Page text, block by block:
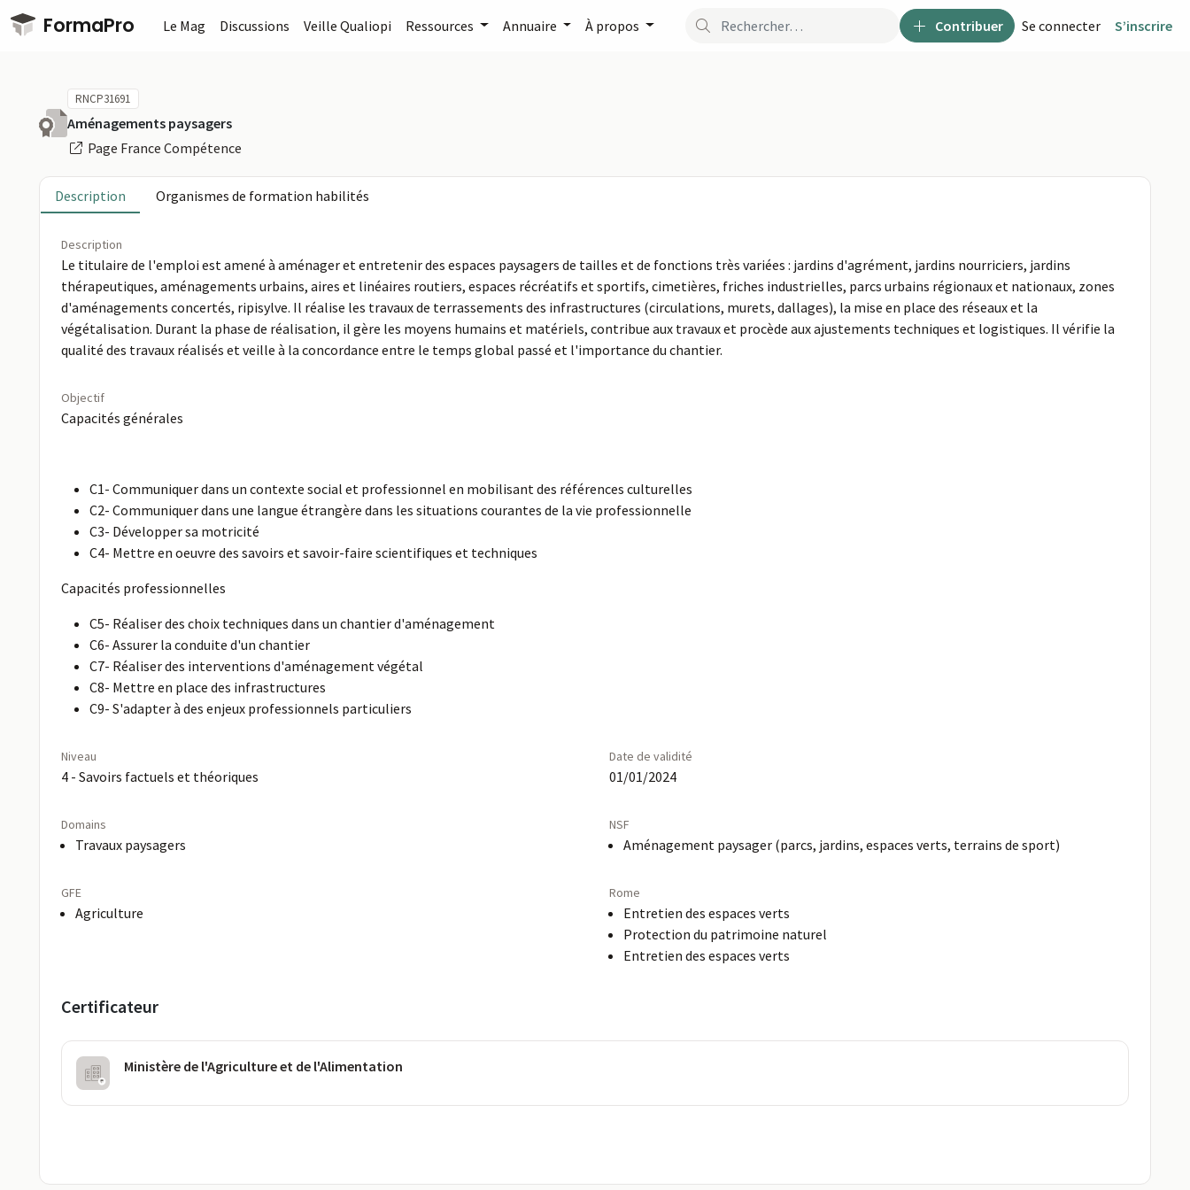
Passer au contenu principal
FormaPro Contribuer Se connecter S’inscrire
Le Mag Discussions Veille Qualiopi Ressources Annuaire À propos
RNCP31691
Aménagements paysagers
Page France Compétence
Description Organismes de formation habilités
Description
Le titulaire de l'emploi est amené à aménager et entretenir des espaces paysagers de tailles et de fonctions très variées : jardins d'agrément, jardins nourriciers, jardins
thérapeutiques, aménagements urbains, aires et linéaires routiers, espaces récréatifs et sportifs, cimetières, friches industrielles, parcs urbains régionaux et nationaux, zones
d'aménagements concertés, ripisylve. Il réalise les travaux de terrassements des infrastructures (circulations, murets, dallages), la mise en place des réseaux et la
végétalisation. Durant la phase de réalisation, il gère les moyens humains et matériels, contribue aux travaux et procède aux ajustements techniques et logistiques. Il vérifie la
qualité des travaux réalisés et veille à la concordance entre le temps global passé et l'importance du chantier.
Objectif
Capacités générales
C1- Communiquer dans un contexte social et professionnel en mobilisant des références culturelles
C2- Communiquer dans une langue étrangère dans les situations courantes de la vie professionnelle
C3- Développer sa motricité
C4- Mettre en oeuvre des savoirs et savoir-faire scientifiques et techniques
Capacités professionnelles
C5- Réaliser des choix techniques dans un chantier d'aménagement
C6- Assurer la conduite d'un chantier
C7- Réaliser des interventions d'aménagement végétal
C8- Mettre en place des infrastructures
C9- S'adapter à des enjeux professionnels particuliers
Niveau
4 - Savoirs factuels et théoriques
Date de validité
01/01/2024
Domains
Travaux paysagers
NSF
Aménagement paysager (parcs, jardins, espaces verts, terrains de sport)
GFE
Agriculture
Rome
Entretien des espaces verts
Protection du patrimoine naturel
Entretien des espaces verts
Certificateur
Ministère de l'Agriculture et de l'Alimentation